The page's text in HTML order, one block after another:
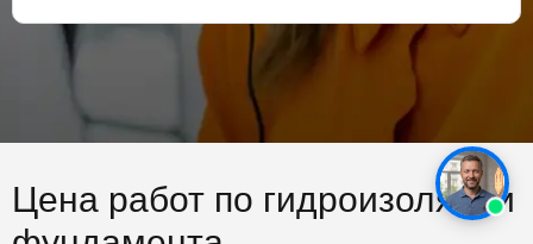
Цена работ по гидроизоляции